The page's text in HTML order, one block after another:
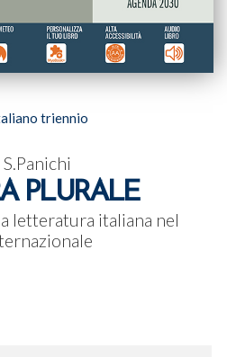
triennio
PLURALE
letteratura italiana nel